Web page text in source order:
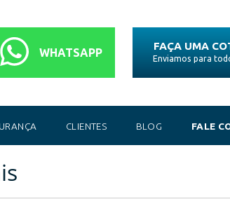
WHATSAPP
FAÇA UMA
Enviamos para
CLIENTES BLOG FALE